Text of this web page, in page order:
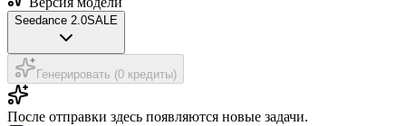
Seedance 2.0SALE
Генерировать (0 кредиты)
После отправки здесь появляются новые задачи.